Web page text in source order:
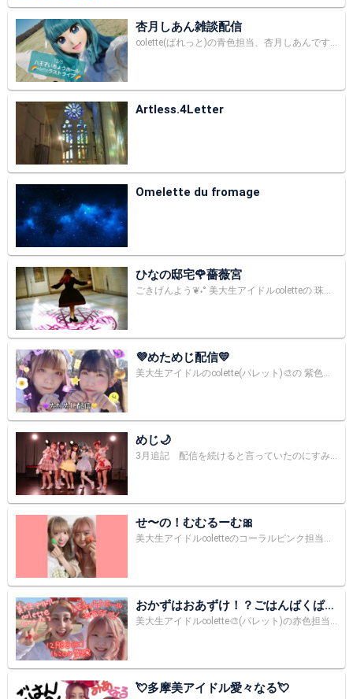
杏月しあん雑談配信
∞lette(ぱれっと)の青色担当、杏月しあんです💙 本日は雑談配信🌈 ∞letteは12/8にラストライブをします🌟 この日のためにいろいろな方たちに支えられながらメンバーやスタッフの皆と切磋琢磨してきました。 私達美大生が創るアイドルの世界をぜひ見ていってください！ 【∞letteとは？】 私達は赤色担当兼プロデューサー・姫宮みあを中心に音楽、振り付け、衣装、映像すべてを美大生が手掛けているセルフプロデュースアイドルです！ 今年7月からyoutube、SNSなどを中心に活動をしています✨ 只今YouTubeや楽曲、グッズも展開しておりますので、よかったら見ていって下さい🌈 ・公式ツイッター https://twitter.com/8lette__?t=BgtJwLTbLAhD7gWU4ScGhQ&s=09 ・公式YouTube https://youtube.com/channel/UCCzG2-IlaxdxsjVyXG3ct0A ・クラファン（グッズはこちらから見れます🌟） https://camp-fire.jp/projects/view/496660?s=09
Artless.4Letter
Omelette du fromage
ひなの邸宅🌹薔薇宮
ごきげんよう❦˖° 美大生アイドル∞letteの 珠比奈雛乃です🌹！ Twitter、YouTubeやってるので 是非そちらも見ていってください❦˖° twitter→@hinano_8lette 私が作った曲も聞けるよ✨
💜めためじ配信💛
美大生アイドルの∞lette(パレット)🎨の 紫色担当💜十六夜めたです✝️ ライブまであと2日‼️ ∞letteのみんなで日替わりでカウントダウン配信中😳 本日はなんと！めじちゃんとコラボ配信🎶 12月6日の21:00- 沢山コメントしてくれると嬉しいです⭐️ 初見さんも是非遊びに来てね✨🔰
めじ🌙
3月追記 配信を続けると言っていたのにすみません。またみなさんの前に立てるよう、頑張ります‼️またどこかでお会いできたら嬉しいです。🌟ありがとうございました🙇‍♂️✨ 美大生アイドル❣️∞lette黄色担当あおばめじです🌙 初見さん大歓迎！気軽におはなししましょう〜！🌟 https://vimeo.com/event/1414928
せ〜の！むむるーむ🎀
美大生アイドル∞letteのコーラルピンク担当、聖乃むむです
おかずはおあずけ！？ごはんぱくぱく
みあちぃ配信🍚
美大生アイドル∞lette🎨(パレット)の赤色担当！姫宮みあ🍒の配信ルームだよ〜！！ ゆる〜く雑談とかメンバーとコラボしながら楽しく配信してます♡#新人 #アイドル
💘多摩美アイドル愛々なる💘